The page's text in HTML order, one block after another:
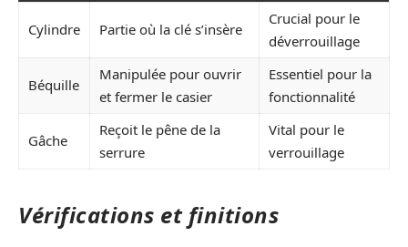
Cylindre Partie où la clé s’insère
Crucial pour le
déverrouillage
Béquille
Manipulée pour ouvrir
et fermer le casier
Essentiel pour la
fonctionnalité
Gâche
Reçoit le pêne de la
serrure
Vital pour le
verrouillage
Vérifications et finitions